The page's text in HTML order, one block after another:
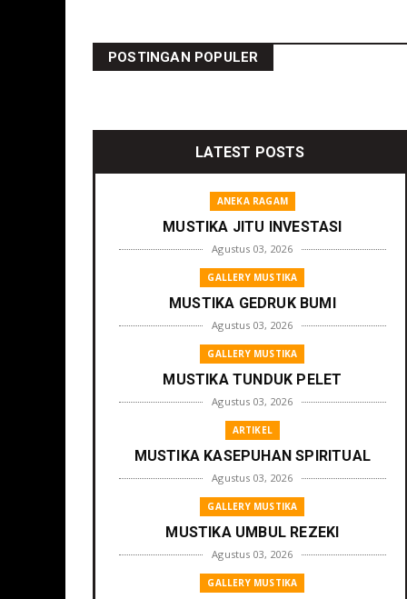
POSTINGAN POPULER
LATEST POSTS
ANEKA RAGAM
MUSTIKA JITU INVESTASI
Agustus 03, 2026
GALLERY MUSTIKA
MUSTIKA GEDRUK BUMI
Agustus 03, 2026
GALLERY MUSTIKA
MUSTIKA TUNDUK PELET
Agustus 03, 2026
ARTIKEL
MUSTIKA KASEPUHAN SPIRITUAL
Agustus 03, 2026
GALLERY MUSTIKA
MUSTIKA UMBUL REZEKI
Agustus 03, 2026
GALLERY MUSTIKA